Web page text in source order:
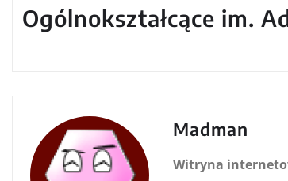
Ogólnokształcące im.
Madman
Witryna